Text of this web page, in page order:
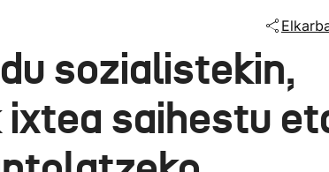
sozialistekin,
saihestu